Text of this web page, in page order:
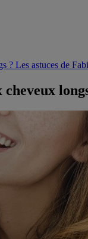
? Les astuces de